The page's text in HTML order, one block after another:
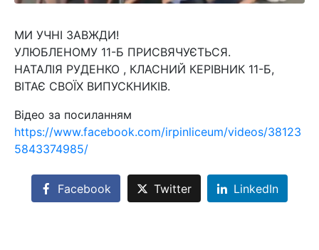
МИ УЧНІ ЗАВЖДИ!
УЛЮБЛЕНОМУ 11-Б ПРИСВЯЧУЄТЬСЯ.
НАТАЛІЯ РУДЕНКО , КЛАСНИЙ КЕРІВНИК 11-Б,
ВІТАЄ СВОЇХ ВИПУСКНИКІВ.
Відео за посиланням
https://www.facebook.com/irpinliceum/videos/38123
5843374985/
Facebook Twitter LinkedIn